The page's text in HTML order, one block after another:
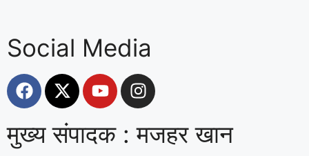
Social Media
मुख्य संपादक : मजहर खान